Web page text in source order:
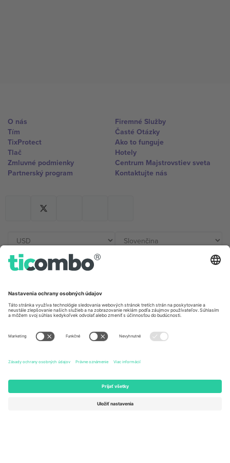
O nás
Tím
TixProtect
Tlač
Zmluvné podmienky
Partnerský program
Firemné Služby
Časté Otázky
Ako to funguje
Hotely
Centrum Majstrovstiev sveta
Kontaktujte nás
Unter den Linden 24, 10117
167 City Road, London, Greater
Kingdom
United States
Newark, Delaware 19713, United
States
Switzerland
Engelberg, Switzerland